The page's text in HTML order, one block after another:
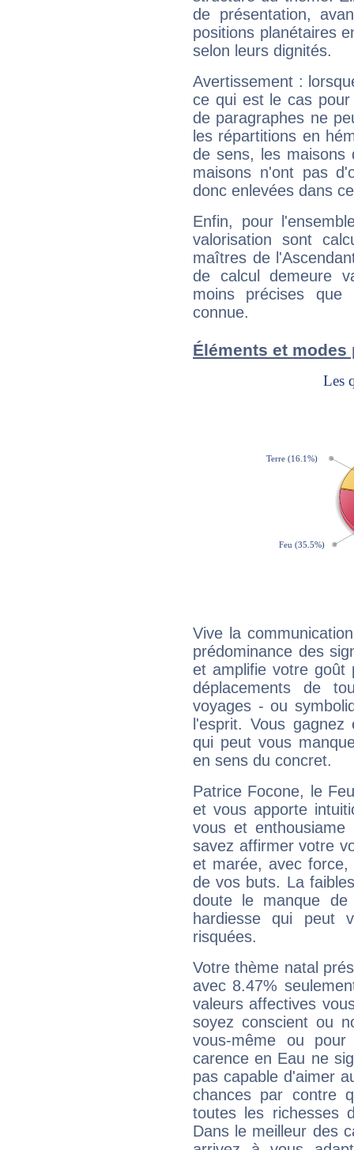
de présentation,
positions planétaires
selon leurs dignités.
Avertissement :
ce qui est le cas
de paragraphes ne
les répartitions en
de sens, les maisons
maisons n'ont pas
donc enlevées dans
Enfin, pour
valorisation sont
maîtres de
de calcul demeure
moins précises que
connue.
Éléments et
Vive la
prédominance des
et amplifie votre goût
déplacements de
voyages - ou
l'esprit. Vous
qui peut vous
en sens du concret.
Patrice Focone, le
et vous apporte
vous et
savez affirmer votre
et marée, avec
de vos buts. La
doute le manque
hardiesse qui peut
risquées.
Votre thème natal
avec 8.47%
valeurs affectives
soyez conscient ou
vous-même ou
carence en Eau ne
pas capable d'aimer
chances par contre
toutes les richesses
Dans le meilleur des